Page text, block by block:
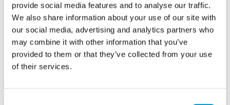
provide social media features and to analyse our traffic.
We also share information about your use of our site with
our social media, advertising and analytics partners who
may combine it with other information that you’ve
provided to them or that they’ve collected from your use
of their services.
Verzoeken
De organisatoren van de Formule 1 GP Miami
de gehele tijdelijke wateroverlay voor de racelocatie. Dit